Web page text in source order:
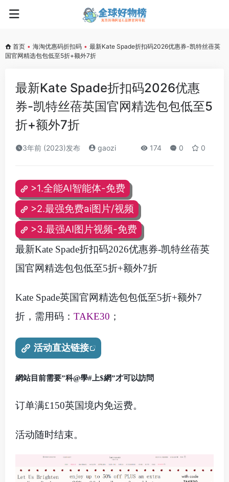
首页 • 海淘优惠码折扣码 • 最新Kate Spade折扣码2026优惠券-凯特丝蓓英
国官网精选包包低至5折+额外7折
最新Kate Spade折扣码2026优惠
券-凯特丝蓓英国官网精选包包低至5
折+额外7折
3年前 (2023)发布 gaozi 174 0 0
>1.全能AI智能体-免费
>2.最强免费ai图片/视频
>3.最强AI图片视频-免费
最新Kate Spade折扣码2026优惠券-凯特丝蓓英
国官网精选包包低至5折+额外7折
Kate Spade英国官网精选包包低至5折+额外7
折，需用码： TAKE30 ；
活动直达链接
網站目前需要”科@學#上$網”才可以訪問
订单满£150英国境内免运费。
活动随时结束。